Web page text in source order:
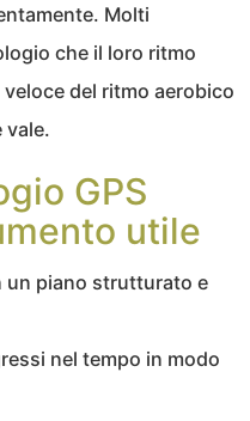
Molti
che il loro ritmo
del ritmo aerobico
vale.
GPS
utile
un piano strutturato e
nel tempo in modo